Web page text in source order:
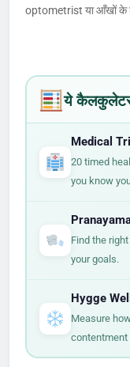
optometrist या आँखों के
ये
Medical
20 timed
you know
Find the
your goals.
Hygge
Measure
contentment